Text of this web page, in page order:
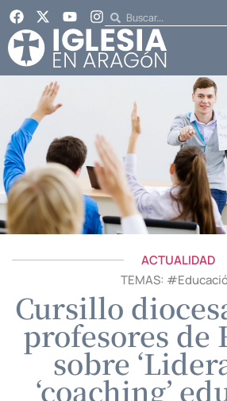
ACTUALIDAD
TEMAS: #
Cursillo
profesores de
sobre
‘coaching’